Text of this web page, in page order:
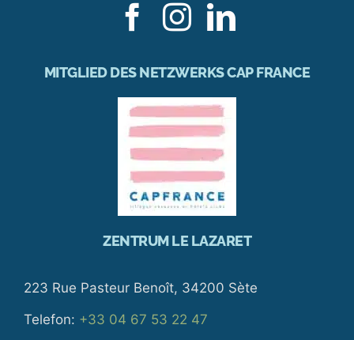
MITGLIED DES NETZWERKS CAP FRANCE
ZENTRUM LE LAZARET
223 Rue Pasteur Benoît, 34200 Sète
Telefon: +33 04 67 53 22 47